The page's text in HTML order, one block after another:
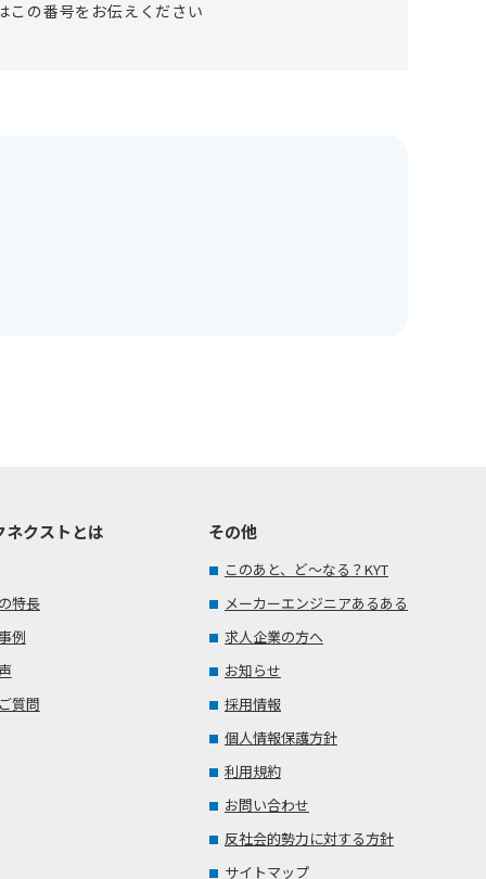
の番号をお伝えください
ネクストとは
特長
例
質問
その他
このあと、ど～なる？KYT
メーカーエンジニアあるある
求人企業の方へ
お知らせ
採用情報
個人情報保護方針
利用規約
お問い合わせ
反社会的勢力に対する方針
サイトマップ